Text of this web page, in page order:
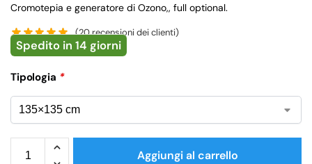
Cromotepia e generatore di Ozono,, full optional.
(20recensioni dei clienti)
Spedito in 14 giorni
Tipologia *
Aggiungi al carrello